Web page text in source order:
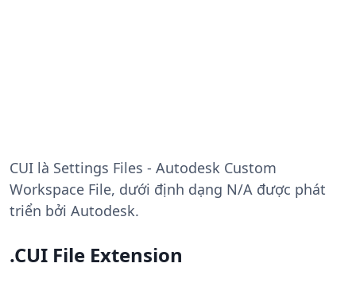
CUI là Settings Files - Autodesk Custom
Workspace File, dưới định dạng N/A được phát
triển bởi Autodesk.
.CUI File Extension